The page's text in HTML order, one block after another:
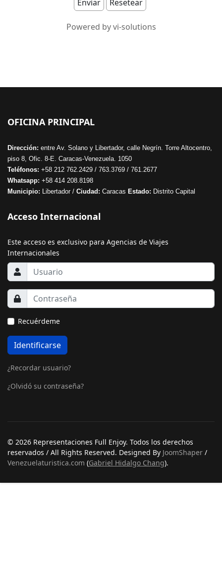
Powered by vi-solutions
OFICINA PRINCIPAL
Dirección: entre Av. Solano y Libertador, calle Negrín. Torre Altocentro,
piso 8, Ofic. 8-E. Caracas-Venezuela. 1050
Teléfonos: +58 212 762.2429 / 763.3769 / 761.2677
Whatsapp: +58 414 208.8198
Municipio: Libertador / Ciudad: Caracas Estado: Distrito Capital
Acceso Internacional
Este acceso es exclusivo para Agencias de Viajes
Internacionales
Recuérdeme
Identificarse
¿Recordar usuario?
¿Olvidó su contraseña?
© 2026 Representaciones Full Enjoy. Todos los derechos
reservados / All Rights Reserved. Designed By JoomShaper /
Venezuelaturistica.com (Gabriel Hidalgo Chang).